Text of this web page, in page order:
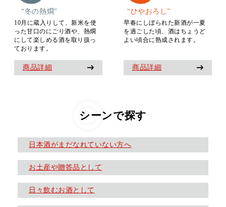
“ひやおろし”
早春にしぼられた新酒が一夏
を過ごした頃、酒はちょうど
よい頃合に熟成されます。
商品詳細
“冬の熱燗”
10月に蔵入りして、新米を使
った甘口のにごり酒や、熱燗
にして楽しめる酒を取り扱っ
ております。
商品詳細
シーンで探す
日本酒がまだなれていない方へ
お土産や贈答品として
日々飲むお酒として